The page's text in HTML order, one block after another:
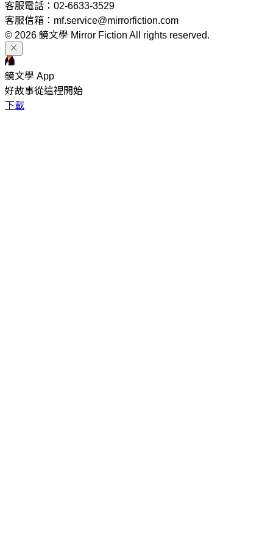
客服電話：02-6633-3529
客服信箱：mf.service@mirrorfiction.com
© 2026 鏡文學 Mirror Fiction All rights reserved.
鏡文學 App
好故事從這裡開始
下載